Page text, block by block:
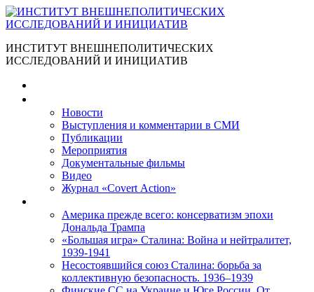
ИНСТИТУТ ВНЕШНЕПОЛИТИЧЕСКИХ
ИССЛЕДОВАНИЙ И ИНИЦИАТИВ
Новости
Выступления и коммента­рии в СМИ
Публикации
Мероприятия
Документальные фильмы
Видео
Журнал «Covert Action»
Америка прежде всего: консерватизм эпохи
Дональда Трампа
«Большая игра» Сталина: Война и нейтралитет,
1939-1941
Несостоявшийся союз Сталина: борьба за
коллективную безопасность. 1936–1939